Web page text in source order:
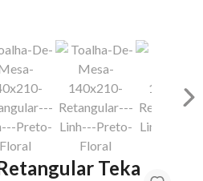
Teka